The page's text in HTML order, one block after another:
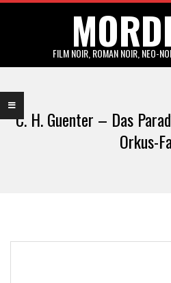
FILM NOIR, ROMAN NOIR, NEO-
Navigation
Menu
C. H. Guenter – Das
Orkus-